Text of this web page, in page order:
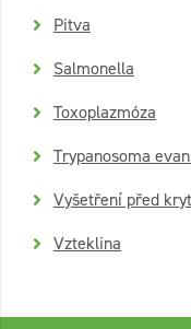
Pitva
Salmonella
Toxoplazmóza
Trypanosoma
Vyšetření před
Vzteklina